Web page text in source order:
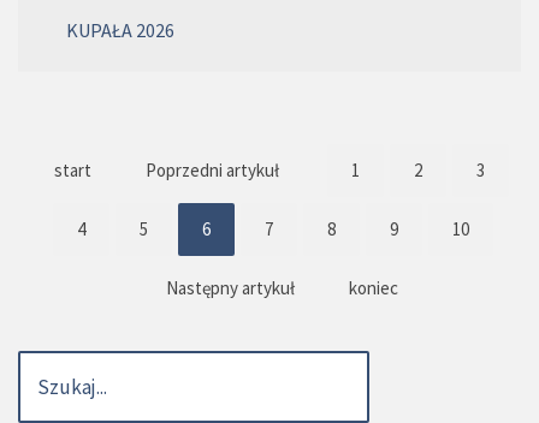
KUPAŁA 2026
start Poprzedni artykuł 1 2 3
4 5 6 7 8 9 10
Następny artykuł koniec